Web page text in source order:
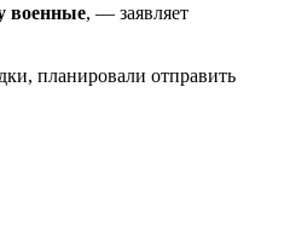
военные, — заявляет
планировали отправить